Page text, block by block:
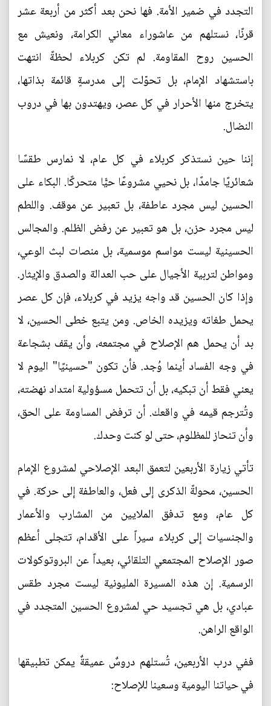
التجدد في ضمير الأمة. فها نحن بعد أكثر من أربعة عشر
قرنًا، نستلهم من عاشوراء معاني الكرامة، ونعيش مع
الحسين روح المقاومة. لم تكن كربلاء لحظةً انتهت
باستشهاد الإمام، بل تحوّلت إلى مدرسةٍ قائمة بذاتها،
يتخرج منها الأحرار في كل عصر، ويهتدون بها في دروب
النضال.
إننا حين نستذكر كربلاء في كل عام، لا نمارس طقسًا
شعائريًا جامدًا، بل نحيي مشروعًا حيًّا متحركًا. البكاء على
الحسين ليس مجرد عاطفة، بل تعبير عن موقف. واللطم
ليس مجرد حزن، بل هو تعبير عن رفض الظلم. والمجالس
الحسينية ليست مواسم موسمية، بل منصات لبث الوعي،
ومواطن لتربية الأجيال على حب العدالة والصدق والإيثار.
وإذا كان الحسين قد واجه يزيد في كربلاء، فإن كل عصر
يحمل طغاته ويزيده الخاص. ومن يتبع خطى الحسين، لا
بد أن يحمل هم الإصلاح في مجتمعه، وأن يقف بشجاعة
في وجه الفساد أينما وُجد. فأن تكون "حسينيًا" اليوم لا
يعني فقط أن تبكيه، بل أن تتحمل مسؤولية امتداد نهضته،
وتُترجم قيمه في واقعك. أن ترفض المساومة على الحق،
وأن تنحاز للمظلوم، حتى لو كنت وحدك.
تأتي زيارة الأربعين لتعمق البعد الإصلاحي لمشروع الإمام
الحسين، محولةً الذكرى إلى فعل، والعاطفة إلى حركة. في
كل عام، ومع تدفق الملايين من المشارب والأعمار
والجنسيات إلى كربلاء سيراً على الأقدام، تتجلى أعظم
صور الإصلاح المجتمعي التلقائي، بعيداً عن البروتوكولات
الرسمية. إن هذه المسيرة المليونية ليست مجرد طقس
عبادي، بل هي تجسيد حي لمشروع الحسين المتجدد في
الواقع الراهن.
ففي درب الأربعين، تُستلهم دروسٌ عميقةٌ يمكن تطبيقها
في حياتنا اليومية وسعينا للإصلاح: